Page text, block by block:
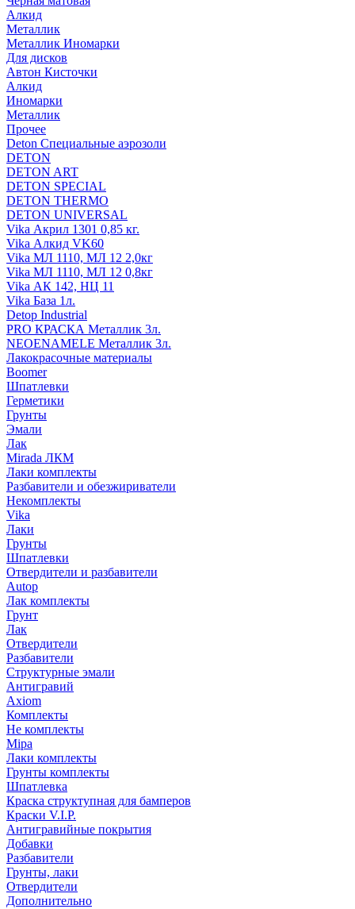
Алкид
Металлик
Металлик Иномарки
Для дисков
Автон Кисточки
Алкид
Иномарки
Металлик
Прочее
Deton Специальные аэрозоли
DETON
DETON ART
DETON SPECIAL
DETON THERMO
DETON UNIVERSAL
Vika Акрил 1301 0,85 кг.
Vika Алкид VK60
Vika МЛ 1110, МЛ 12 2,0кг
Vika МЛ 1110, МЛ 12 0,8кг
Vika АК 142, НЦ 11
Vika База 1л.
Detop Industrial
PRO КРАСКА Металлик 3л.
NEOENAMELE Металлик 3л.
Лакокрасочные материалы
Boomer
Шпатлевки
Герметики
Грунты
Эмали
Лак
Mirada ЛКМ
Лаки комплекты
Разбавители и обезжириватели
Некомплекты
Vika
Лаки
Грунты
Шпатлевки
Отвердители и разбавители
Autop
Лак комплекты
Грунт
Лак
Отвердители
Разбавители
Структурные эмали
Антигравий
Axiom
Комплекты
Не комплекты
Mipa
Лаки комплекты
Грунты комплекты
Шпатлевка
Краска структупная для бамперов
Краски V.I.P.
Антигравийные покрытия
Добавки
Разбавители
Грунты, лаки
Отвердители
Дополнительно